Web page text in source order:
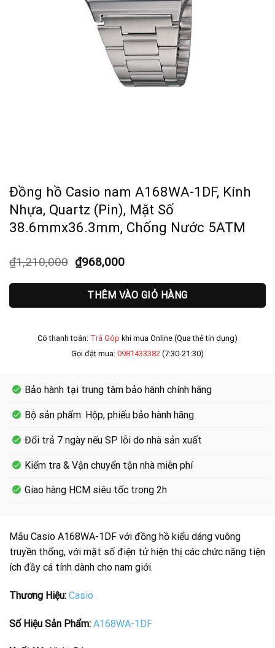
Đồng hồ Casio nam A168WA-1DF, Kính
Nhựa, Quartz (Pin), Mặt Số
38.6mmx36.3mm, Chống Nước 5ATM
₫1,210,000 ₫968,000
THÊM VÀO GIỎ HÀNG
Có thanh toán: Trả Góp khi mua Online (Qua thẻ tín dụng)
Gọi đặt mua: 0981433382 (7:30-21:30)
Bảo hành tại trung tâm bảo hành chính hãng
Bộ sản phẩm: Hộp, phiếu bảo hành hãng
Đổi trả 7 ngày nếu SP lỗi do nhà sản xuất
Kiểm tra & Vận chuyển tận nhà miễn phí
Giao hàng HCM siêu tốc trong 2h
Mẫu Casio A168WA-1DF với đồng hồ kiểu dáng vuông
truyền thống, với mặt số điện tử hiện thị các chức năng tiện
ích đầy cá tính dành cho nam giới.
Thương Hiệu: Casio
Số Hiệu Sản Phẩm: A168WA-1DF